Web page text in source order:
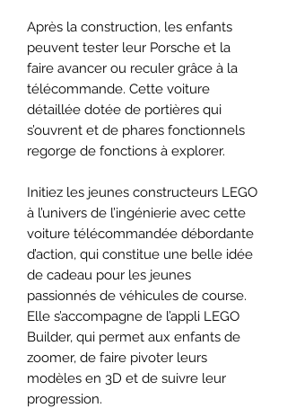
Après la construction, les enfants
peuvent tester leur Porsche et la
faire avancer ou reculer grâce à la
télécommande. Cette voiture
détaillée dotée de portières qui
s’ouvrent et de phares fonctionnels
regorge de fonctions à explorer.
Initiez les jeunes constructeurs LEGO
à l’univers de l’ingénierie avec cette
voiture télécommandée débordante
d’action, qui constitue une belle idée
de cadeau pour les jeunes
passionnés de véhicules de course.
Elle s’accompagne de l’appli LEGO
Builder, qui permet aux enfants de
zoomer, de faire pivoter leurs
modèles en 3D et de suivre leur
progression.